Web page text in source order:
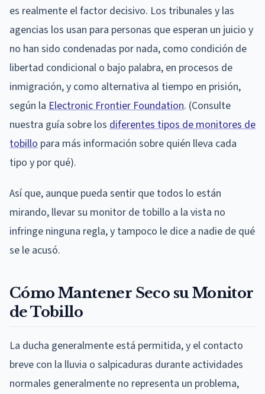
es realmente el factor decisivo. Los tribunales y las
agencias los usan para personas que esperan un juicio y
no han sido condenadas por nada, como condición de
libertad condicional o bajo palabra, en procesos de
inmigración, y como alternativa al tiempo en prisión,
según la Electronic Frontier Foundation. (Consulte
nuestra guía sobre los diferentes tipos de monitores de
tobillo para más información sobre quién lleva cada
tipo y por qué).
Así que, aunque pueda sentir que todos lo están
mirando, llevar su monitor de tobillo a la vista no
infringe ninguna regla, y tampoco le dice a nadie de qué
se le acusó.
Cómo Mantener Seco su Monitor
de Tobillo
La ducha generalmente está permitida, y el contacto
breve con la lluvia o salpicaduras durante actividades
normales generalmente no representa un problema,